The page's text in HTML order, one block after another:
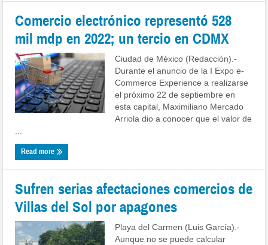
Comercio electrónico representó 528
mil mdp en 2022; un tercio en CDMX
Ciudad de México (Redacción).-
Durante el anuncio de la I Expo e-
Commerce Experience a realizarse
el próximo 22 de septiembre en
esta capital, Maximiliano Mercado
Arriola dio a conocer que el valor de
Read more
Sufren serias afectaciones comercios de
Villas del Sol por apagones
Playa del Carmen (Luis García).-
Aunque no se puede calcular